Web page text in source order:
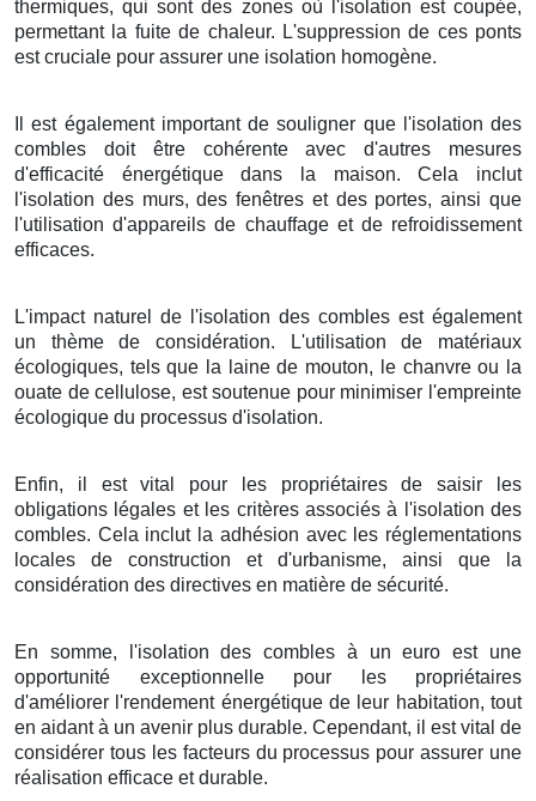
thermiques, qui sont des zones où l'isolation est coupée,
permettant la fuite de chaleur. L'suppression de ces ponts
est cruciale pour assurer une isolation homogène.
Il est également important de souligner que l'isolation des
combles doit être cohérente avec d'autres mesures
d'efficacité énergétique dans la maison. Cela inclut
l'isolation des murs, des fenêtres et des portes, ainsi que
l'utilisation d'appareils de chauffage et de refroidissement
efficaces.
L'impact naturel de l'isolation des combles est également
un thème de considération. L'utilisation de matériaux
écologiques, tels que la laine de mouton, le chanvre ou la
ouate de cellulose, est soutenue pour minimiser l'empreinte
écologique du processus d'isolation.
Enfin, il est vital pour les propriétaires de saisir les
obligations légales et les critères associés à l'isolation des
combles. Cela inclut la adhésion avec les réglementations
locales de construction et d'urbanisme, ainsi que la
considération des directives en matière de sécurité.
En somme, l'isolation des combles à un euro est une
opportunité exceptionnelle pour les propriétaires
d'améliorer l'rendement énergétique de leur habitation, tout
en aidant à un avenir plus durable. Cependant, il est vital de
considérer tous les facteurs du processus pour assurer une
réalisation efficace et durable.